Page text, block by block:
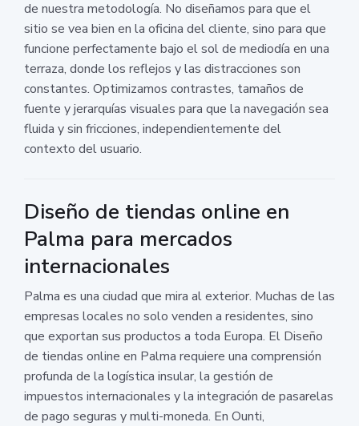
de nuestra metodología. No diseñamos para que el
sitio se vea bien en la oficina del cliente, sino para que
funcione perfectamente bajo el sol de mediodía en una
terraza, donde los reflejos y las distracciones son
constantes. Optimizamos contrastes, tamaños de
fuente y jerarquías visuales para que la navegación sea
fluida y sin fricciones, independientemente del
contexto del usuario.
Diseño de tiendas online en
Palma para mercados
internacionales
Palma es una ciudad que mira al exterior. Muchas de las
empresas locales no solo venden a residentes, sino
que exportan sus productos a toda Europa. El Diseño
de tiendas online en Palma requiere una comprensión
profunda de la logística insular, la gestión de
impuestos internacionales y la integración de pasarelas
de pago seguras y multi-moneda. En Ounti,